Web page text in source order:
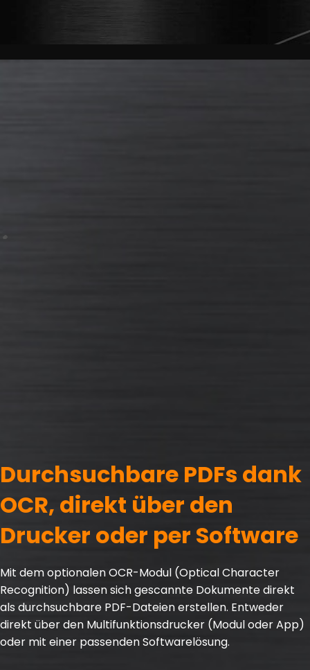
Durchsuchbare PDFs dank
OCR, direkt über den
Drucker oder per Software
Mit dem optionalen OCR-Modul (Optical Character
Recognition) lassen sich gescannte Dokumente direkt
als durchsuchbare PDF-Dateien erstellen. Entweder
direkt über den Multifunktionsdrucker (Modul oder App)
oder mit einer passenden Softwarelösung.